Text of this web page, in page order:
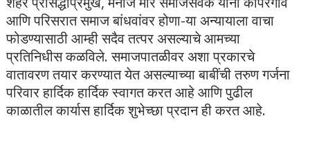
आणि परिसरात समाज बांधवांवर होणा-या अन्यायाला वाचा
फोडण्यासाठी आम्ही सदैव तत्पर असल्याचे आमच्या
प्रतिनिधीस कळविले. समाजपातळीवर अशा प्रकारचे
वातावरण तयार करण्यात येत असल्याच्या बाबींची तरुण गर्जना
परिवार हार्दिक हार्दिक स्वागत करत आहे आणि पुढील
काळातील कार्यास हार्दिक शुभेच्छा प्रदान ही करत आहे.